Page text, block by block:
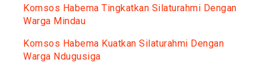
Komsos Habema Tingkatkan Silaturahmi Dengan
Warga Mindau
Komsos Habema Kuatkan Silaturahmi Dengan
Warga Ndugusiga